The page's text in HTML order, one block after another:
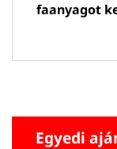
faanyagot
Egyedi